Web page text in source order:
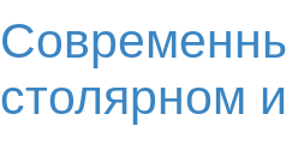
столярном